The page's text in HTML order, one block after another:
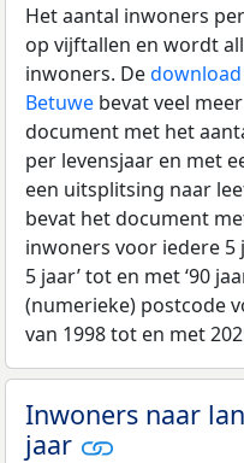
Het aantal inwoners
op vijftallen en wordt
inwoners. De
Betuwe bevat veel
document met het
per levensjaar en met
een uitsplitsing naar
bevat het document
inwoners voor iedere 5
5 jaar’ tot en met ‘90
(numerieke) postcode
van 1998 tot en met
Inwoners naar
jaar